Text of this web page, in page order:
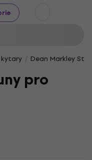
Dean Markley
pro